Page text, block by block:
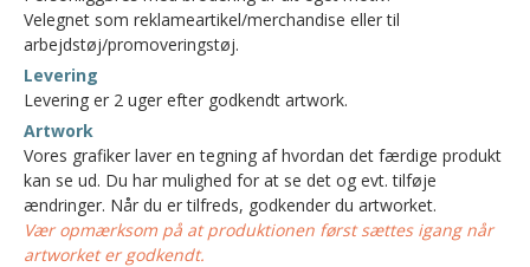
Velegnet som reklameartikel/merchandise eller til
arbejdstøj/promoveringstøj.
Levering
Levering er 2 uger efter godkendt artwork.
Artwork
Vores grafiker laver en tegning af hvordan det færdige produkt
kan se ud. Du har mulighed for at se det og evt. tilføje
ændringer. Når du er tilfreds, godkender du artworket.
Vær opmærksom på at produktionen først sættes igang når
artworket er godkendt.